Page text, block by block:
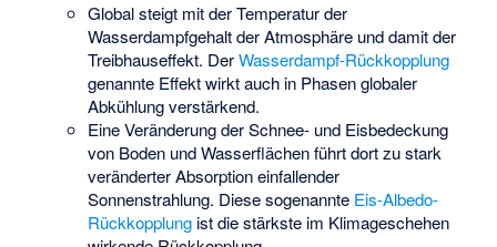
Global steigt mit der Temperatur der
Wasserdampfgehalt der Atmosphäre und damit der
Treibhauseffekt. DerWasserdampf-Rückkopplung
genannte Effekt wirkt auch in Phasen globaler
Abkühlung verstärkend.
Eine Veränderung der Schnee- und Eisbedeckung
von Boden und Wasserflächen führt dort zu stark
veränderter Absorption einfallender
Sonnenstrahlung. Diese sogenannte Eis-Albedo-
Rückkopplung ist die stärkste im Klimageschehen